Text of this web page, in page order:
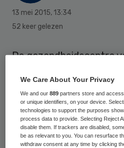
13 mei 2015, 13:34
52 keer gelezen
De gezondheidscentra
Promedico-ASP.
verschillende
samengevoegd.
We Care About Your Privacy
We and our889 partners store and
or unique identifiers, on your device.
technologies to support the purposes
process data to provide. Selecting Reject
disable them. If trackers are disabled,
be as relevant to you. You can resurface
withdraw consent at any time by clicking